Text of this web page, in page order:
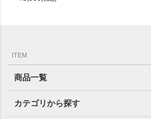
ITEM
商品一覧
カテゴリから探す